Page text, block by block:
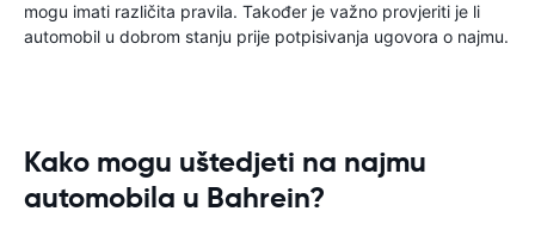
mogu imati različita pravila. Također je važno provjeriti je li
automobil u dobrom stanju prije potpisivanja ugovora o najmu.
Kako mogu uštedjeti na najmu
automobila u Bahrein?